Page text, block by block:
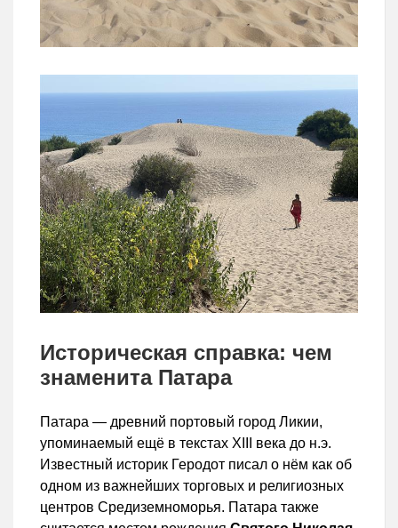
Историческая справка: чем
знаменита Патара
Патара — древний портовый город Ликии,
упоминаемый ещё в текстах XIII века до н.э.
Известный историк Геродот писал о нём как об
одном из важнейших торговых и религиозных
центров Средиземноморья. Патара также